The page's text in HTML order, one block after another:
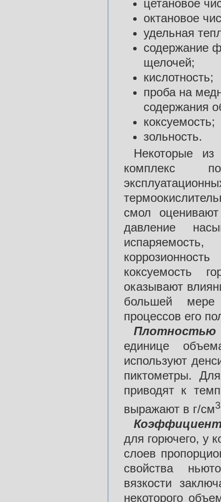
цетановое
октановое
удельная
содержание
щелочей;
кислотность;
проба на
содержания
коксуемость;
зольность.
Некоторые из
комплекс
смол
давление
коксуемость
оказывают
большей мере
процессов его
Плотностью
единице
используют
пиктометры.
приводят к
выражают в г/см3
для горючего, у
слоев
свойства
вязкости
некоторого